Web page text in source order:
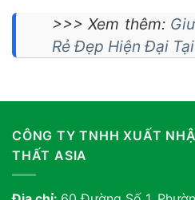
>>> Xem thêm:
Rẻ Đẹp Hiện Đại
CÔNG TY TNHH XUẤT
THẤT ASIA